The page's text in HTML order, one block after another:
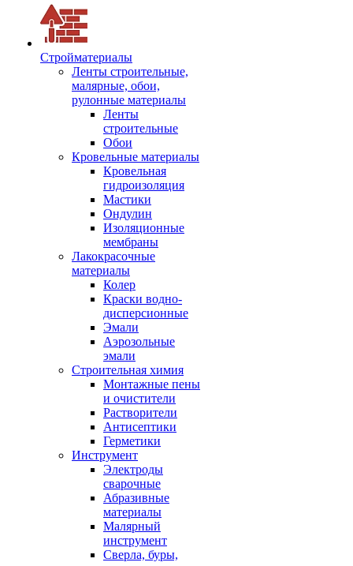
Стройматериалы
Ленты строительные,
малярные, обои,
рулонные материалы
Ленты
строительные
Обои
Кровельные материалы
Кровельная
гидроизоляция
Мастики
Ондулин
Изоляционные
мембраны
Лакокрасочные
материалы
Колер
Краски водно-
дисперсионные
Эмали
Аэрозольные
эмали
Строительная химия
Монтажные пены
и очистители
Растворители
Антисептики
Герметики
Инструмент
Электроды
сварочные
Абразивные
материалы
Малярный
инструмент
Сверла, буры,